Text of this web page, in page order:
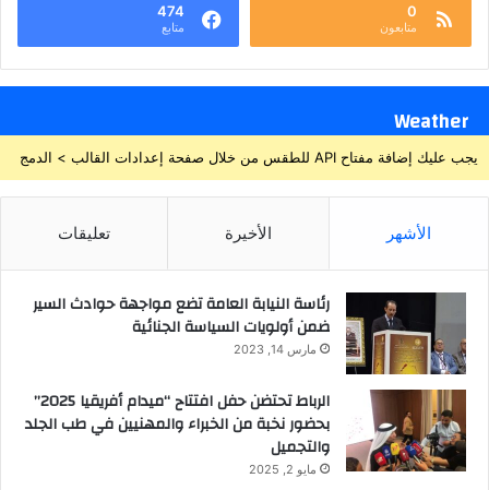
0
متابعون
474
متابع
Weather
يجب عليك إضافة مفتاح API للطقس من خلال صفحة إعدادات القالب > الدمج
الأشهر الأخيرة تعليقات
رئاسة النيابة العامة تضع مواجهة حوادث السير
ضمن أولويات السياسة الجنائية
مارس 14, 2023
الرباط تحتضن حفل افتتاح “ميدام أفريقيا 2025”
بحضور نخبة من الخبراء والمهنيين في طب الجلد
والتجميل
مايو 2, 2025